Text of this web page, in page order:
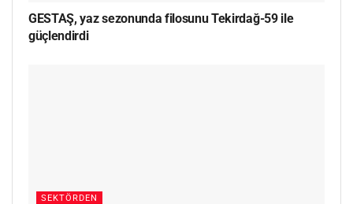
GESTAŞ, yaz sezonunda filosunu Tekirdağ-59 ile
güçlendirdi
SEKTÖRDEN